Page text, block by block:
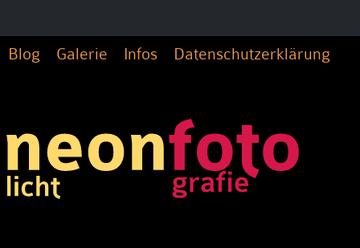
Blog Galerie Infos Datenschutzerklärung